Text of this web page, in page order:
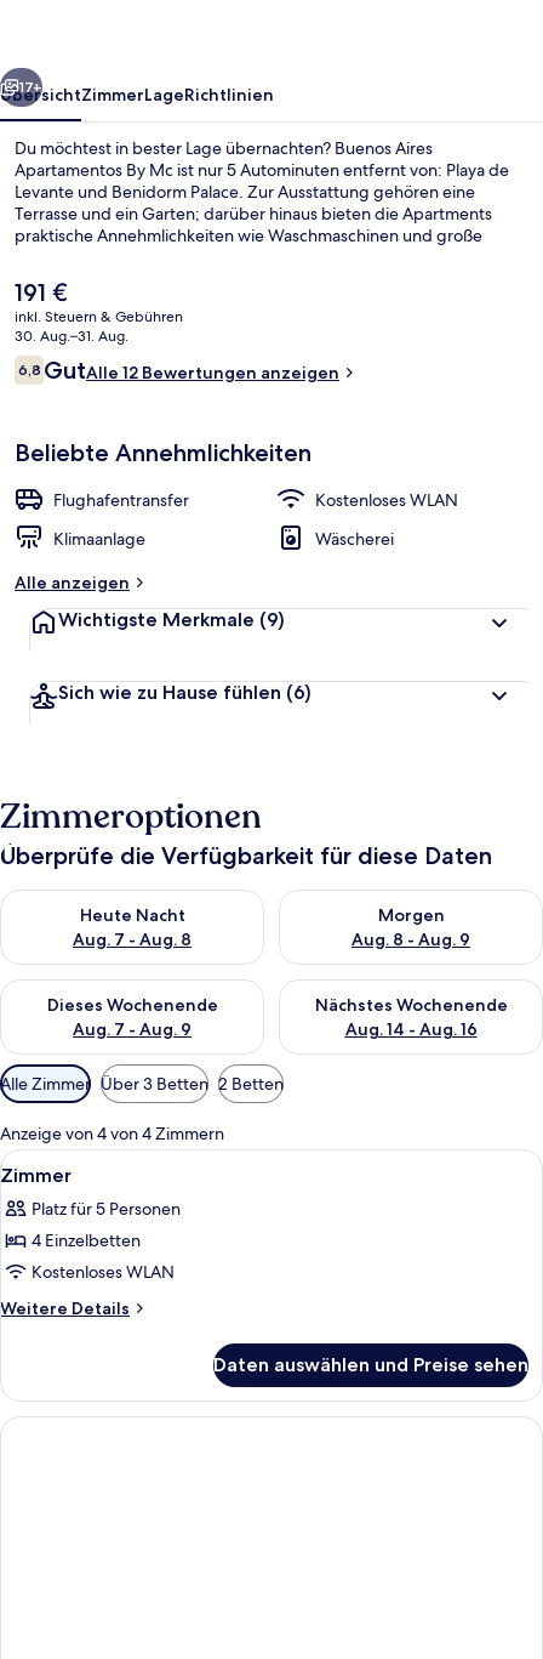
Weiter
17+
ÜbersichtZimmerLageRichtlinien
Du möchtest in bester Lage übernachten? Buenos Aires
Apartamentos By Mc ist nur 5 Autominuten entfernt von: Playa de
Levante und Benidorm Palace. Zur Ausstattung gehören eine
Terrasse und ein Garten; darüber hinaus bieten die Apartments
praktische Annehmlichkeiten wie Waschmaschinen und große
Der
aktuelle
Preis
beträgt
191 €.
191 €
inkl. Steuern & Gebühren
30. Aug.–31. Aug.
Bewertungen
6,86,8 von 10.
GutAlle 12 Bewertungen anzeigen
Beliebte Annehmlichkeiten
Flughafentransfer
Kostenloses WLAN
Klimaanlage
Wäscherei
Alle anzeigen
Wichtigste Merkmale (9)
Sich wie zu Hause fühlen (6)
Zimmeroptionen
Überprüfe die Verfügbarkeit für diese Daten
Heute Nacht
Aug. 7 - Aug. 8
Überprüfe die Verfügbarkeit für heute Nacht, Aug. 7 - Aug. 8.
Morgen
Aug. 8 - Aug. 9
Überprüfe die Verfügbarkeit
Dieses Wochenende
Aug. 7 - Aug. 9
Überprüfe die Verfügbarkeit für dieses Wochenende, Aug. 7
Nächstes Wochenende
Aug. 14 - Aug. 16
Überprüfe die Verfügbarkeit
Verfügbare
Filter
für
Zimmer
Alle Zimmer Über 3 Betten 2 Betten
Anzeige von 4 von 4 Zimmern
Alle
Fotos
für
Zimmer
anzeigen
6
Zimmer
Platz für 5 Personen
4 Einzelbetten
Kostenloses WLAN
Weitere Details
Weitere
Daten auswählen und Preise sehen